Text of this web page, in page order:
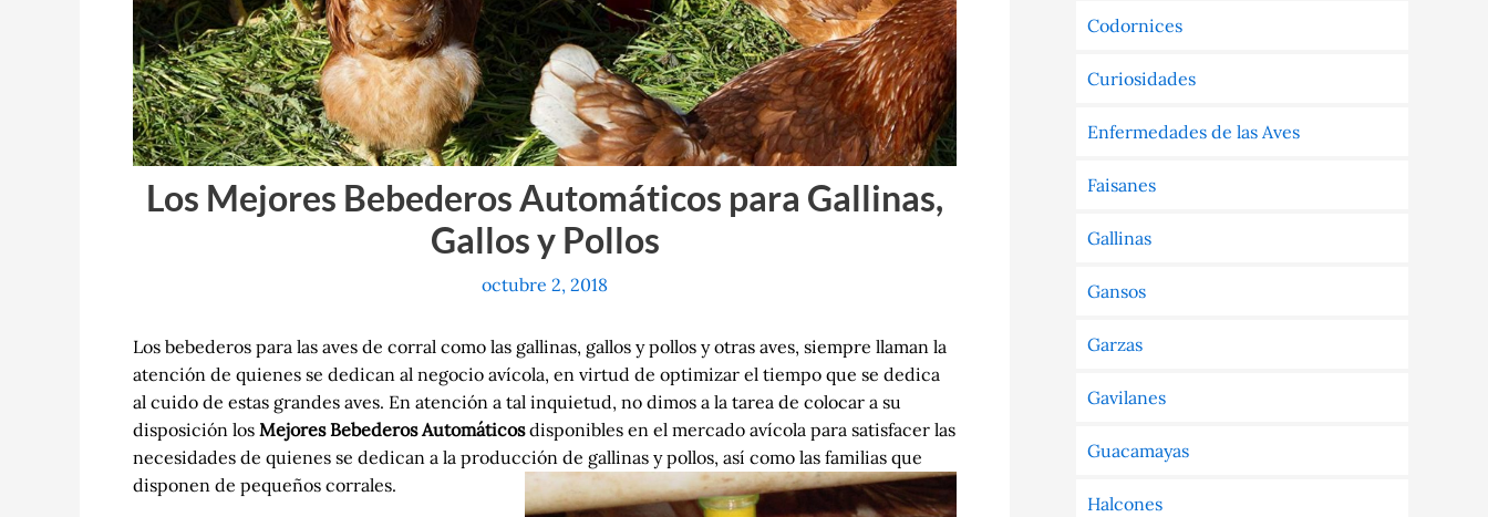
Los Mejores Bebederos Automáticos para Gallinas,
Gallos y Pollos
octubre 2, 2018
Los bebederos para las aves de corral como las gallinas, gallos y pollos y otras aves, siempre llaman la
atención de quienes se dedican al negocio avícola, en virtud de optimizar el tiempo que se dedica
al cuido de estas grandes aves. En atención a tal inquietud, no dimos a la tarea de colocar a su
disposición los Mejores Bebederos Automáticosdisponibles en el mercado avícola para satisfacer las
necesidades de quienes se dedican a la producción de gallinas y pollos, así como las familias que
disponen de pequeños corrales.
Codornices
Curiosidades
Enfermedades de las Aves
Faisanes
Gallinas
Gansos
Garzas
Gavilanes
Guacamayas
Halcones